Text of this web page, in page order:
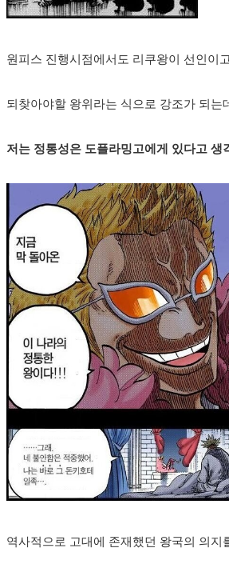
원피스 진행시점에서도 리쿠왕이 선인이고
되찾아야할 왕위라는 식으로 강조가 되는데
저는 정통성은 도플라밍고에게 있다고 생
역사적으로 고대에 존재했던 왕국의 의지